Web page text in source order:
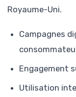
Royaume-Uni.
Campagnes
Engagement
Utilisation